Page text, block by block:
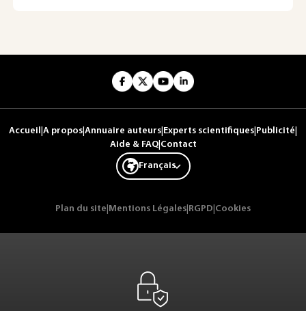
Accueil A propos Annuaire auteurs Experts scientifiques Publicité
Aide & FAQ| Contact
Français
Plan du site Mentions Légales RGPD Cookies